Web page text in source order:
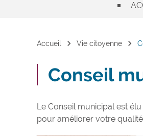
Accueil chevron_right Vie citoyenne chevron_right
Conseil
Le Conseil municipal est
pour améliorer votre